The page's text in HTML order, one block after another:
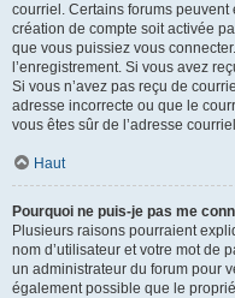
courriel. Certains forums
création de compte soit activée
que vous puissiez vous
l’enregistrement. Si vous avez
Si vous n’avez pas reçu de
adresse incorrecte ou que le
vous êtes sûr de l’adresse
Haut
Pourquoi ne puis-je pas me
Plusieurs raisons pourraient
nom d’utilisateur et votre mot de
un administrateur du forum pour
également possible que le